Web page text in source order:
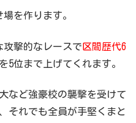
を作ります。
攻撃的なレースで区間歴代6
5位まで上げてくれます。
など強豪校の襲撃を受けて
それでも全員が手堅くまと